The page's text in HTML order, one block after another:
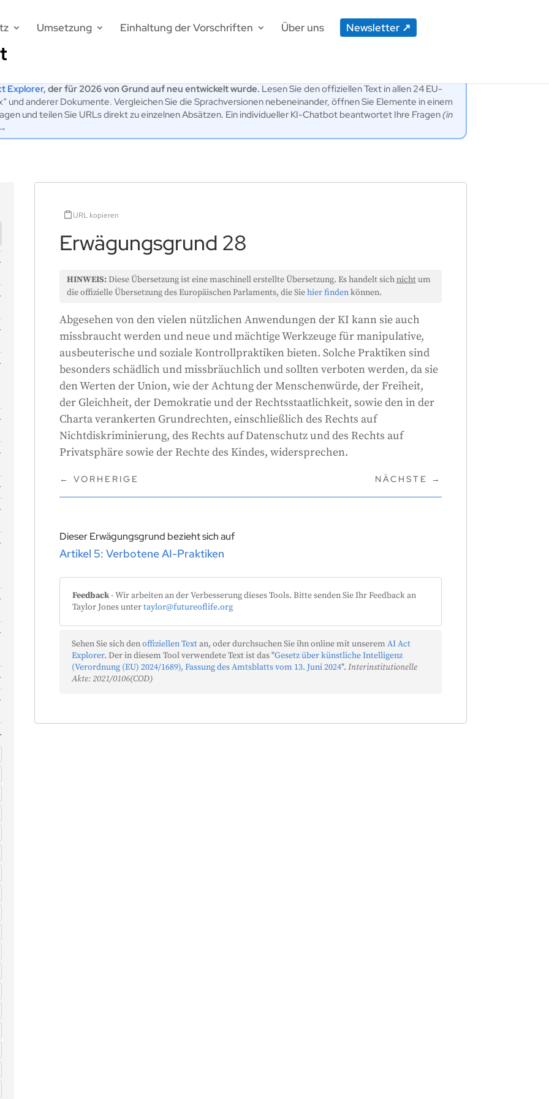
Umsetzung Einhaltung der Vorschriften Über uns Newsletter
Explorer, der für 2026 von Grund auf neu entwickelt wurde. Lesen Sie den offiziellen Text in allen 24 EU-
und anderer Dokumente. Vergleichen Sie die Sprachversionen nebeneinander, öffnen Sie Elemente in einem
und teilen Sie URLs direkt zu einzelnen Absätzen. Ein individueller KI-Chatbot beantwortet Ihre Fragen(in
URL kopieren
Erwägungsgrund 28
HINWEIS:Diese Übersetzung ist eine maschinell erstellte Übersetzung. Es handelt sichnichtum
die offizielle Übersetzung des Europäischen Parlaments, die Siehier findenkönnen.
Abgesehen von den vielen nützlichen Anwendungen der KI kann sie auch
missbraucht werden und neue und mächtige Werkzeuge für manipulative,
ausbeuterische und soziale Kontrollpraktiken bieten. Solche Praktiken sind
besonders schädlich und missbräuchlich und sollten verboten werden, da sie
den Werten der Union, wie der Achtung der Menschenwürde, der Freiheit,
der Gleichheit, der Demokratie und der Rechtsstaatlichkeit, sowie den in der
Charta verankerten Grundrechten, einschließlich des Rechts auf
Nichtdiskriminierung, des Rechts auf Datenschutz und des Rechts auf
Privatsphäre sowie der Rechte des Kindes, widersprechen.
← VORHERIGE NÄCHSTE →
Dieser Erwägungsgrund bezieht sich auf
Artikel 5: Verbotene AI-Praktiken
Feedback- Wir arbeiten an der Verbesserung dieses Tools. Bitte senden Sie Ihr Feedback an
Taylor Jones untertaylor@futureoflife.org
Sehen Sie sich denoffiziellen Textan, oder durchsuchen Sie ihn online mit unserem AI Act
Explorer. Der in diesem Tool verwendete Text ist das "Gesetz über künstliche Intelligenz
(Verordnung (EU) 2024/1689), Fassung des Amtsblatts vom 13. Juni 2024". Interinstitutionelle
Akte: 2021/0106(COD)